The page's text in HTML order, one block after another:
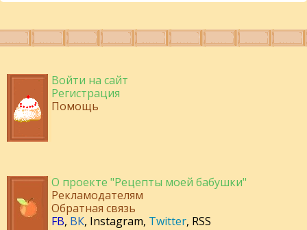
Войти на сайт
Регистрация
Помощь
О проекте "Рецепты моей бабушки"
Рекламодателям
Обратная связь
FB, ВК, Instagram, Twitter, RSS